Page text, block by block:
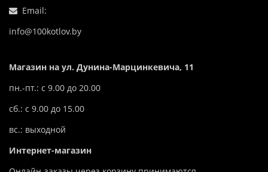
Email:
info@100kotlov.by
Магазин на ул. Дунина-Марцинкевича, 11
пн.-пт.: с 9.00 до 20.00
сб.: с 9.00 до 15.00
вс.: выходной
Интернет-магазин